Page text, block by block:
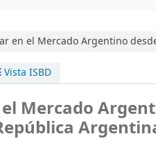
en el Mercado Argentino
Vista ISBD
Mercado